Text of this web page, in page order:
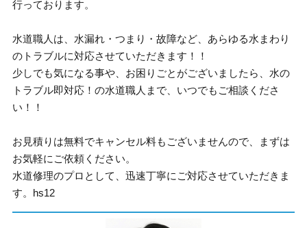
行っております。
水道職人は、水漏れ・つまり・故障など、あらゆる水まわり
のトラブルに対応させていただきます！！
少しでも気になる事や、お困りごとがございましたら、水の
トラブル即対応！の水道職人まで、いつでもご相談くださ
い！！
お見積りは無料でキャンセル料もございませんので、まずは
お気軽にご依頼ください。
水道修理のプロとして、迅速丁寧にご対応させていただきま
す。hs12